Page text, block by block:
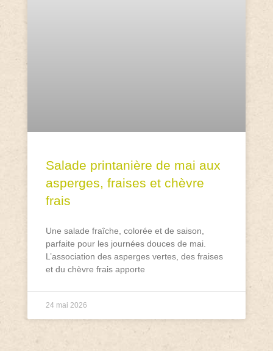
Salade printanière de mai aux
asperges, fraises et chèvre
frais
Une salade fraîche, colorée et de saison,
parfaite pour les journées douces de mai.
L’association des asperges vertes, des fraises
et du chèvre frais apporte
24 mai 2026